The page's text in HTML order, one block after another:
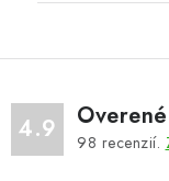
4.9 98 recenzií.